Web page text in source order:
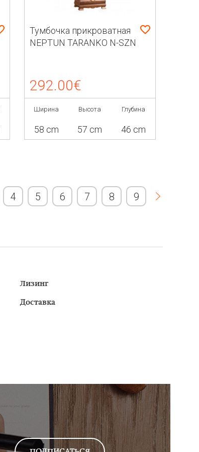
Тумбочка прикроватная
NEPTUN TARANKO N-SZN
292.00€
Ширина
58 cm
Высота
57 cm
Глубина
46 cm
4 5 6 7 8 9
Лизинг
Доставка